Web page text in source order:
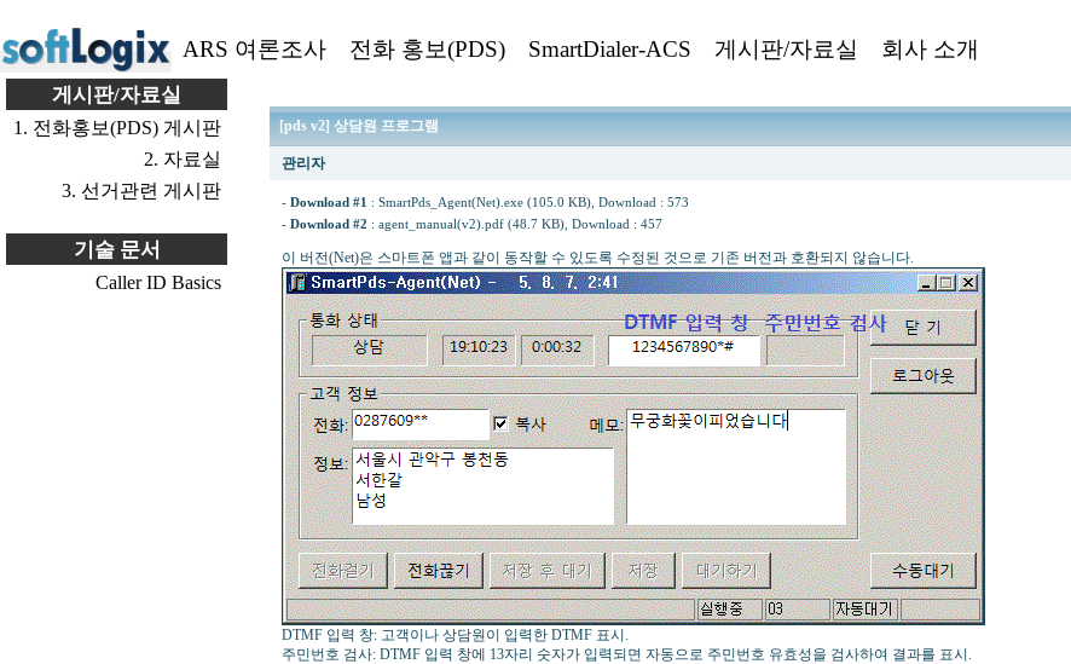
ARS 여론조사 전화 홍보(PDS) SmartDialer-ACS 게시판/자료실 회사 소개
게시판/자료실
1. 전화홍보(PDS) 게시판
2. 자료실
3. 선거관련 게시판
기술 문서
Caller ID Basics
[pds v2] 상담원 프로그램
관리자
- Download #1 : SmartPds_Agent(Net).exe (105.0 KB) , Download : 573
- Download #2 : agent_manual(v2).pdf (48.7 KB) , Download : 457
이 버전(Net)은 스마트폰 앱과 같이 동작할 수 있도록 수정된 것으로 기존 버전과 호환되지 않습니다.
DTMF 입력 창: 고객이나 상담원이 입력한 DTMF 표시.
주민번호 검사: DTMF 입력 창에 13자리 숫자가 입력되면 자동으로 주민번호 유효성을 검사하여 결과를 표시.